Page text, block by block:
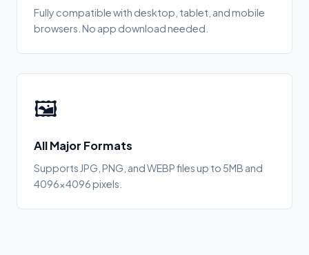
Fully compatible with desktop, tablet, and mobile
browsers. No app download needed.
🖼️
All Major Formats
Supports JPG, PNG, and WEBP files up to 5MB and
4096×4096 pixels.